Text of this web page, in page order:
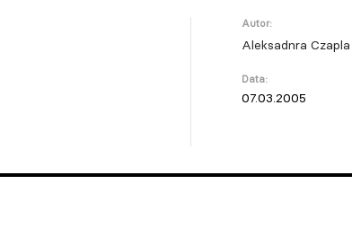
Autor:
Aleksadnra Czapla
Data:
07.03.2005